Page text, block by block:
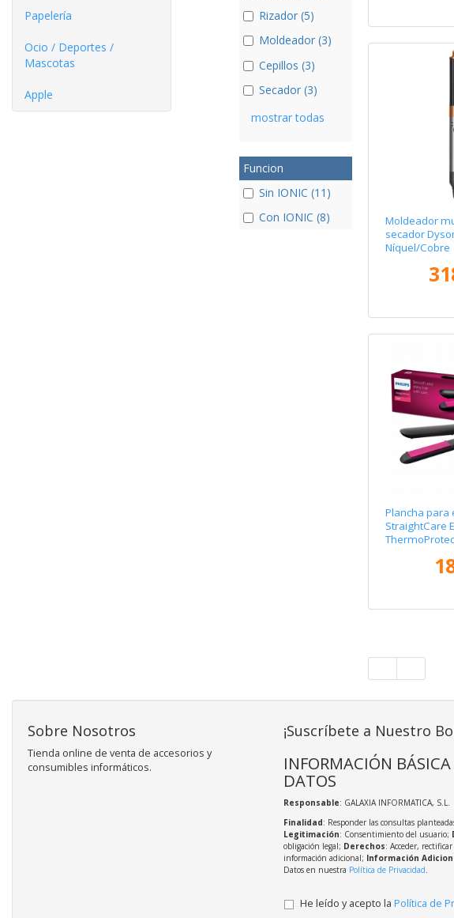
Papelería
Ocio / Deportes /
Mascotas
Apple
Rizador (5)
Moldeador (3)
Cepillos (3)
Secador (3)
mostrar todas
Funcion
Sin IONIC (11)
Con IONIC (8)
Moldeador
secador
Níquel/Cobre
Plancha para
StraightCare
Sobre Nosotros
Tienda online de venta de accesorios y
consumibles informáticos.
¡Suscríbete a Nuestro
INFORMACIÓN
DATOS
Responsable: GALAXIA INFORMATICA, S.L.
Finalidad: Responder las consultas
Legitimación: Consentimiento del usuario;
obligación legal; Derechos: Acceder,
información adicional; Información
Datos en nuestra Política de Privacidad
He leído y acepto la Política de